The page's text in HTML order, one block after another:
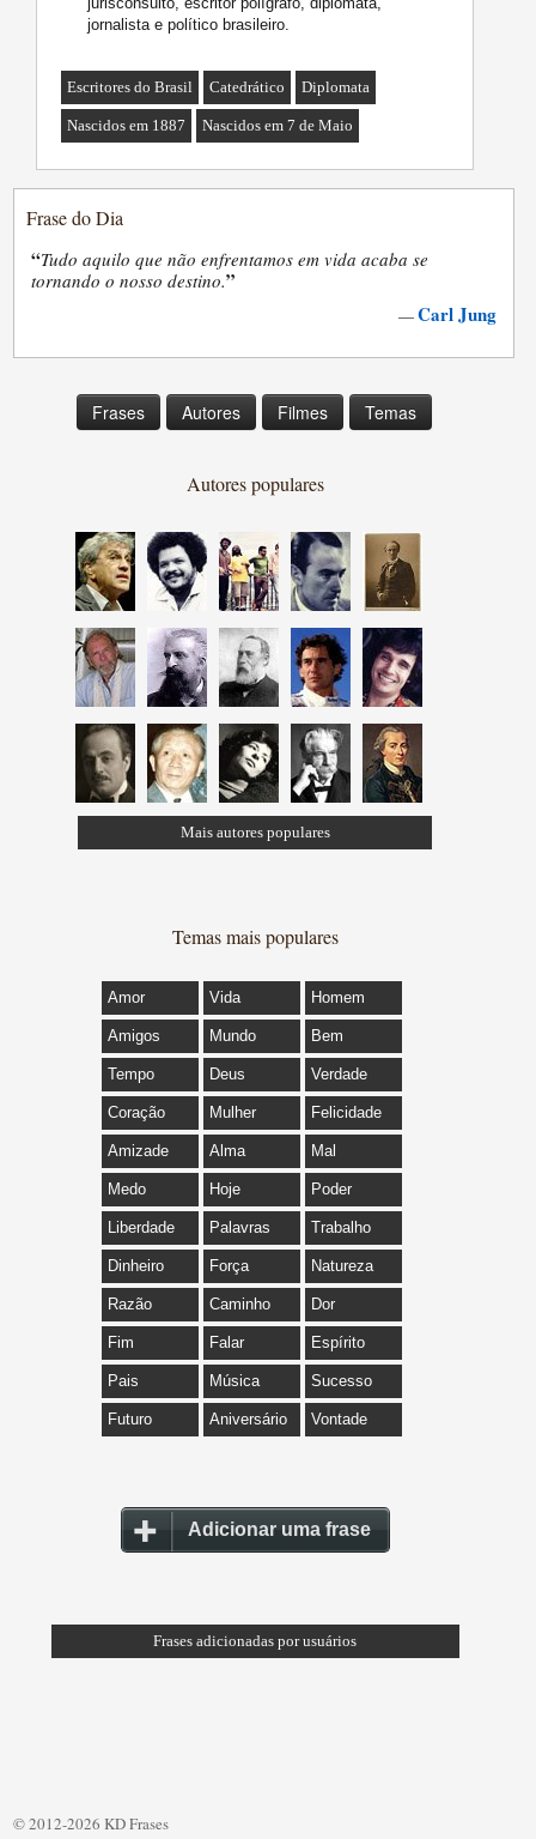
jornalista e político brasileiro.
Escritores do Brasil Catedrático Diplomata
Nascidos em 1887 Nascidos em 7 de Maio
Frase do Dia
“Tudo aquilo que não enfrentamos em vida acaba se
tornando o nosso destino.”
—Carl Jung
Frases Autores Filmes Temas
Autores populares
Mais autores populares
Temas mais populares
Amor Vida Homem
Amigos Mundo Bem
Tempo Deus Verdade
Coração Mulher Felicidade
Amizade Alma Mal
Medo Hoje Poder
Liberdade Palavras Trabalho
Dinheiro Força Natureza
Razão Caminho Dor
Fim Falar Espírito
Pais Música Sucesso
Futuro Aniversário Vontade
Adicionar uma frase
Frases adicionadas por usuários
© 2012-2026 KD Frases